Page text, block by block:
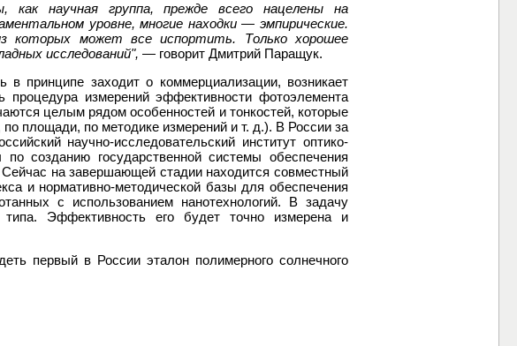
научная группа, прежде всего нацелены на
уровне, многие находки — эмпирические.
которых может все испортить. Только хорошее
исследований", — говорит Дмитрий Паращук.
в принципе заходит о коммерциализации, возникает
процедура измерений эффективности фотоэлемента
целым рядом особенностей и тонкостей, которые
площади, по методике измерений и т. д.). В России за
научно-исследовательский институт оптико-
государственной системы обеспечения
на завершающей стадии находится совместный
и нормативно-методической базы для обеспечения
с использованием нанотехнологий. В задачу
типа. Эффективность его будет точно измерена и
первый в России эталон полимерного солнечного